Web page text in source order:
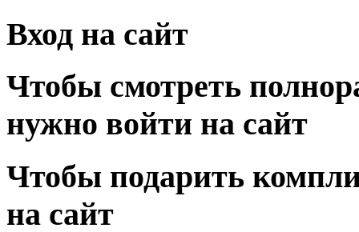
Вход на сайт
Чтобы смотреть
нужно войти на сайт
Чтобы подарить
на сайт